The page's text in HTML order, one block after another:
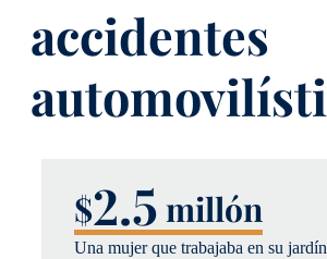
accidentes
$2.5 millón
Una mujer que trabajaba en su